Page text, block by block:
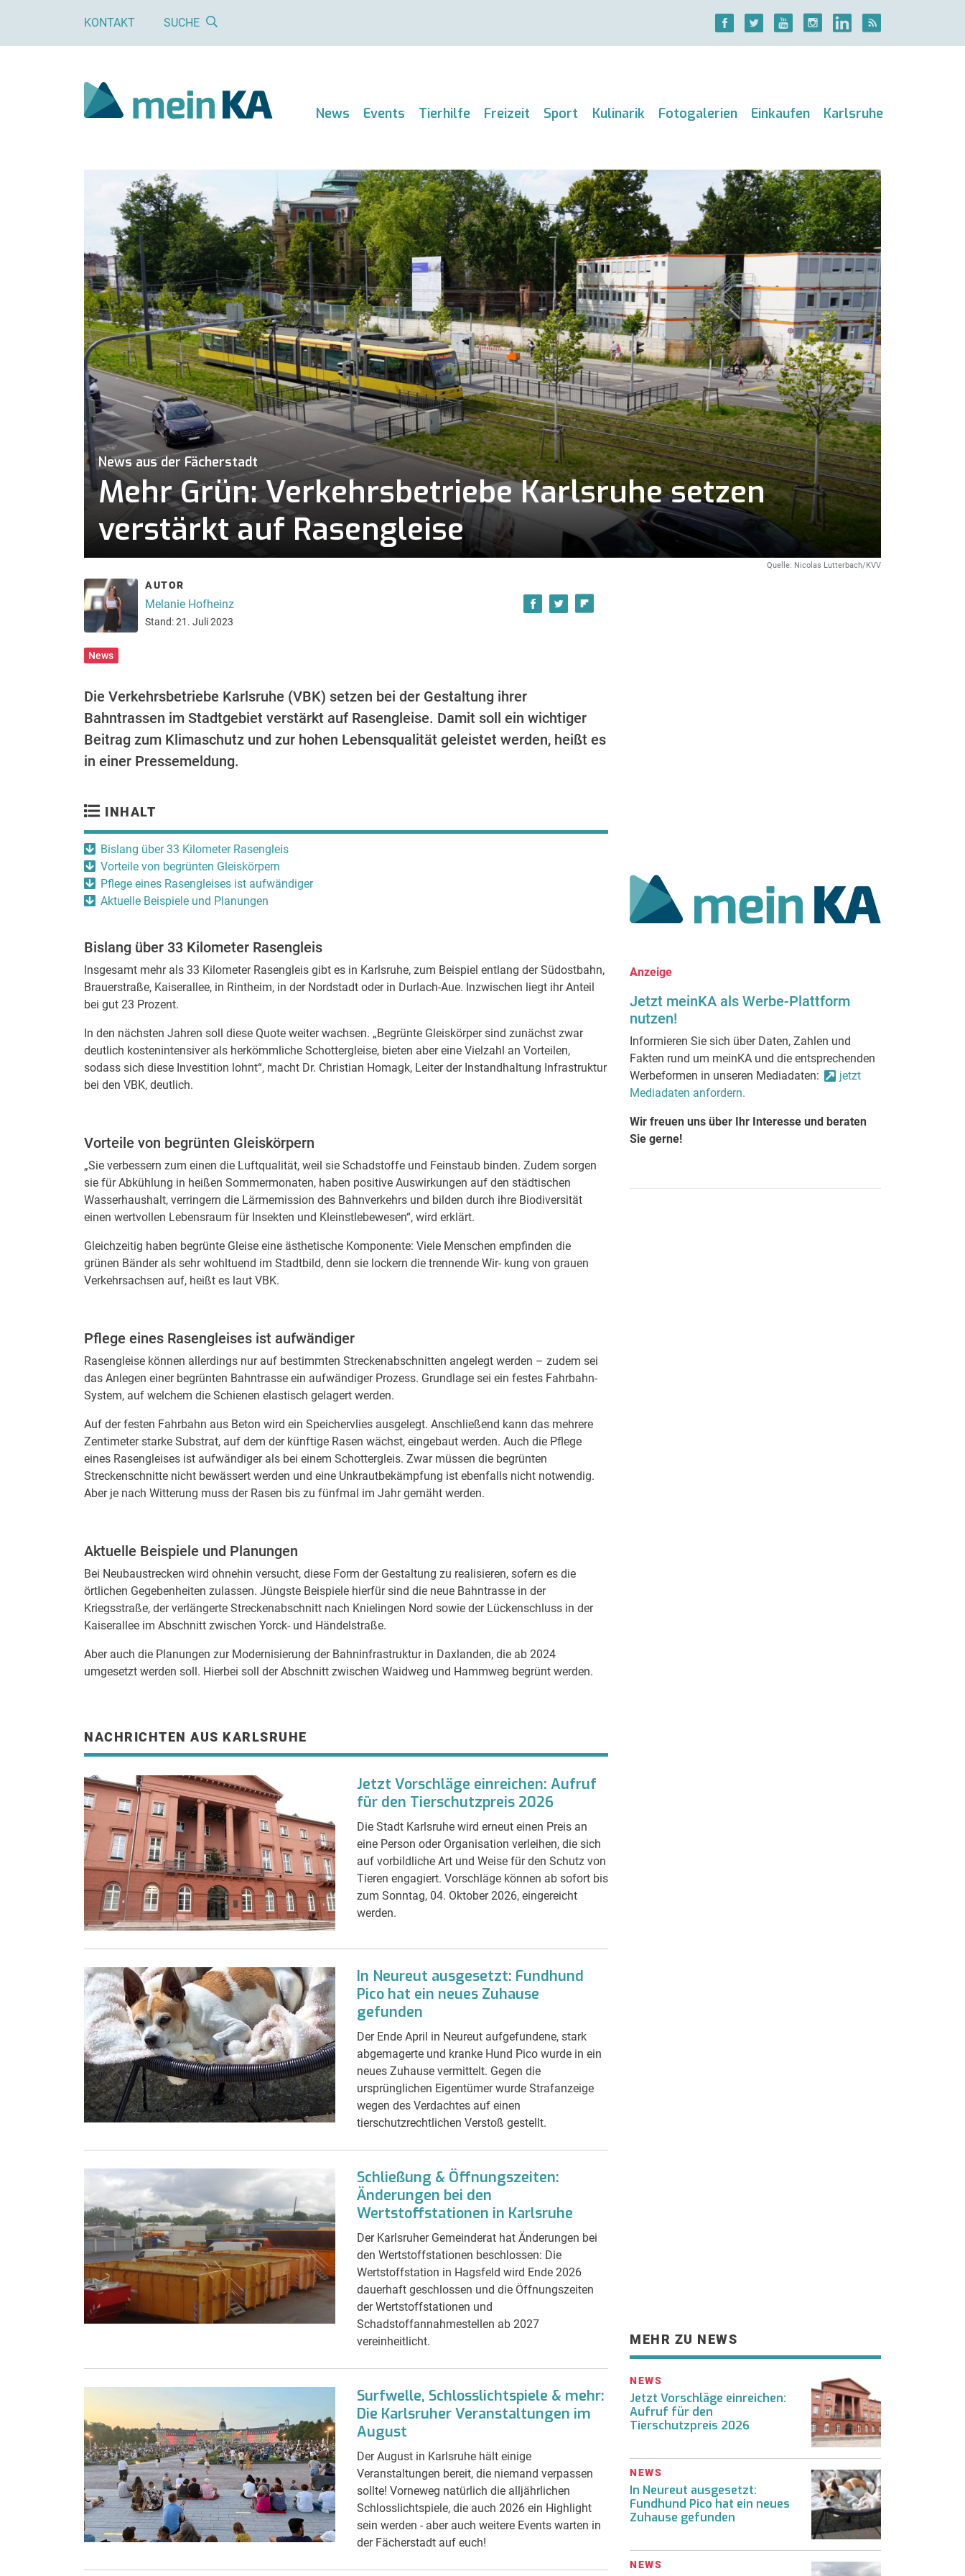
KONTAKT SUCHE
News Events Tierhilfe Freizeit Sport Kulinarik Fotogalerien Einkaufen Karlsruhe
News aus der Fächerstadt
Mehr Grün: Verkehrsbetriebe Karlsruhe setzen
verstärkt auf Rasengleise
Quelle: Nicolas Lutterbach/KVV
AUTOR
Melanie Hofheinz
Stand: 21. Juli 2023
News
Die Verkehrsbetriebe Karlsruhe (VBK) setzen bei der Gestaltung ihrer
Bahntrassen im Stadtgebiet verstärkt auf Rasengleise. Damit soll ein wichtiger
Beitrag zum Klimaschutz und zur hohen Lebensqualität geleistet werden, heißt es
in einer Pressemeldung.
INHALT
Bislang über 33 Kilometer Rasengleis
Vorteile von begrünten Gleiskörpern
Pflege eines Rasengleises ist aufwändiger
Aktuelle Beispiele und Planungen
Bislang über 33 Kilometer Rasengleis
Insgesamt mehr als 33 Kilometer Rasengleis gibt es in Karlsruhe, zum Beispiel entlang der Südostbahn,
Brauerstraße, Kaiserallee, in Rintheim, in der Nordstadt oder in Durlach-Aue. Inzwischen liegt ihr Anteil
bei gut 23 Prozent.
In den nächsten Jahren soll diese Quote weiter wachsen. „Begrünte Gleiskörper sind zunächst zwar
deutlich kostenintensiver als herkömmliche Schottergleise, bieten aber eine Vielzahl an Vorteilen,
sodass sich diese Investition lohnt“, macht Dr. Christian Homagk, Leiter der Instandhaltung Infrastruktur
bei den VBK, deutlich.
Vorteile von begrünten Gleiskörpern
„Sie verbessern zum einen die Luftqualität, weil sie Schadstoffe und Feinstaub binden. Zudem sorgen
sie für Abkühlung in heißen Sommermonaten, haben positive Auswirkungen auf den städtischen
Wasserhaushalt, verringern die Lärmemission des Bahnverkehrs und bilden durch ihre Biodiversität
einen wertvollen Lebensraum für Insekten und Kleinstlebewesen“, wird erklärt.
Gleichzeitig haben begrünte Gleise eine ästhetische Komponente: Viele Menschen empfinden die
grünen Bänder als sehr wohltuend im Stadtbild, denn sie lockern die trennende Wir- kung von grauen
Verkehrsachsen auf, heißt es laut VBK.
Pflege eines Rasengleises ist aufwändiger
Rasengleise können allerdings nur auf bestimmten Streckenabschnitten angelegt werden – zudem sei
das Anlegen einer begrünten Bahntrasse ein aufwändiger Prozess. Grundlage sei ein festes Fahrbahn-
System, auf welchem die Schienen elastisch gelagert werden.
Auf der festen Fahrbahn aus Beton wird ein Speichervlies ausgelegt. Anschließend kann das mehrere
Zentimeter starke Substrat, auf dem der künftige Rasen wächst, eingebaut werden. Auch die Pflege
eines Rasengleises ist aufwändiger als bei einem Schottergleis. Zwar müssen die begrünten
Streckenschnitte nicht bewässert werden und eine Unkrautbekämpfung ist ebenfalls nicht notwendig.
Aber je nach Witterung muss der Rasen bis zu fünfmal im Jahr gemäht werden.
Aktuelle Beispiele und Planungen
Bei Neubaustrecken wird ohnehin versucht, diese Form der Gestaltung zu realisieren, sofern es die
örtlichen Gegebenheiten zulassen. Jüngste Beispiele hierfür sind die neue Bahntrasse in der
Kriegsstraße, der verlängerte Streckenabschnitt nach Knielingen Nord sowie der Lückenschluss in der
Kaiserallee im Abschnitt zwischen Yorck- und Händelstraße.
Aber auch die Planungen zur Modernisierung der Bahninfrastruktur in Daxlanden, die ab 2024
umgesetzt werden soll. Hierbei soll der Abschnitt zwischen Waidweg und Hammweg begrünt werden.
NACHRICHTEN AUS KARLSRUHE
Jetzt Vorschläge einreichen: Aufruf
für den Tierschutzpreis 2026
Die Stadt Karlsruhe wird erneut einen Preis an
eine Person oder Organisation verleihen, die sich
auf vorbildliche Art und Weise für den Schutz von
Tieren engagiert. Vorschläge können ab sofort bis
zum Sonntag, 04. Oktober 2026, eingereicht
werden.
In Neureut ausgesetzt: Fundhund
Pico hat ein neues Zuhause
gefunden
Der Ende April in Neureut aufgefundene, stark
abgemagerte und kranke Hund Pico wurde in ein
neues Zuhause vermittelt. Gegen die
ursprünglichen Eigentümer wurde Strafanzeige
wegen des Verdachtes auf einen
tierschutzrechtlichen Verstoß gestellt.
Schließung & Öffnungszeiten:
Änderungen bei den
Wertstoffstationen in Karlsruhe
Der Karlsruher Gemeinderat hat Änderungen bei
den Wertstoffstationen beschlossen: Die
Wertstoffstation in Hagsfeld wird Ende 2026
dauerhaft geschlossen und die Öffnungszeiten
der Wertstoffstationen und
Schadstoffannahmestellen ab 2027
vereinheitlicht.
Surfwelle, Schlosslichtspiele & mehr:
Die Karlsruher Veranstaltungen im
August
Der August in Karlsruhe hält einige
Veranstaltungen bereit, die niemand verpassen
sollte! Vorneweg natürlich die alljährlichen
Schlosslichtspiele, die auch 2026 ein Highlight
sein werden - aber auch weitere Events warten in
der Fächerstadt auf euch!
Anzeige
Jetzt meinKA als Werbe-Plattform
nutzen!
Informieren Sie sich über Daten, Zahlen und
Fakten rund um meinKA und die entsprechenden
Werbeformen in unseren Mediadaten:
jetzt
Mediadaten anfordern.
Wir freuen uns über Ihr Interesse und beraten
Sie gerne!
MEHR ZU NEWS
NEWS
Jetzt Vorschläge einreichen:
Aufruf für den
Tierschutzpreis 2026
NEWS
In Neureut ausgesetzt:
Fundhund Pico hat ein neues
Zuhause gefunden
NEWS